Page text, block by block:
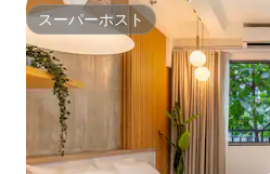
スーパーホスト
スーパーホスト